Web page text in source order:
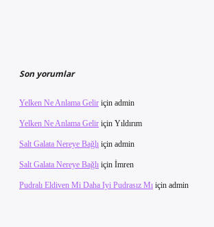
Son yorumlar
Yelken Ne Anlama Gelir için admin
Yelken Ne Anlama Gelir için Yıldırım
Salt Galata Nereye Bağlı için admin
Salt Galata Nereye Bağlı için İmren
Pudralı Eldiven Mi Daha Iyi Pudrasız Mı için admin